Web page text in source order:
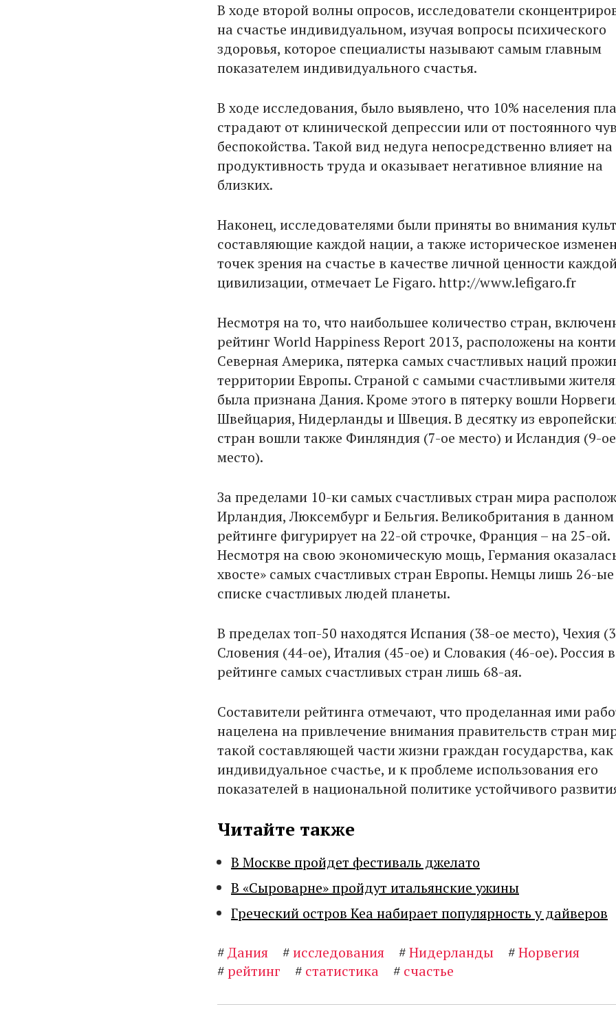
В ходе второй волны опросов, исследователи
на счастье индивидуальном, изучая вопросы психического
здоровья, которое специалисты называют самым главным
показателем индивидуального счастья.
В ходе исследования, было выявлено, что 10% населения
страдают от клинической депрессии или от постоянного
беспокойства. Такой вид недуга непосредственно влияет на
продуктивность труда и оказывает негативное влияние на
близких.
Наконец, исследователями были приняты во внимания
составляющие каждой нации, а также историческое
точек зрения на счастье в качестве личной ценности
цивилизации, отмечает Le Figaro. http://www.lefigaro.fr
Несмотря на то, что наибольшее количество стран,
рейтинг World Happiness Report 2013, расположены на
Северная Америка, пятерка самых счастливых наций
территории Европы. Страной с самыми счастливыми
была признана Дания. Кроме этого в пятерку вошли
Швейцария, Нидерланды и Швеция. В десятку из
стран вошли также Финляндия (7-ое место) и Исландия (9-ое
место).
За пределами 10-ки самых счастливых стран мира
Ирландия, Люксембург и Бельгия. Великобритания в данном
рейтинге фигурирует на 22-ой строчке, Франция – на 25-ой.
Несмотря на свою экономическую мощь, Германия
хвосте» самых счастливых стран Европы. Немцы лишь 26-
списке счастливых людей планеты.
В пределах топ-50 находятся Испания (38-ое место), Чехия
Словения (44-ое), Италия (45-ое) и Словакия (46-ое). Россия в
рейтинге самых счастливых стран лишь 68-ая.
Составители рейтинга отмечают, что проделанная ими
нацелена на привлечение внимания правительств стран
такой составляющей части жизни граждан государства, как
индивидуальное счастье, и к проблеме использования его
показателей в национальной политике устойчивого
Читайте также
В Москве пройдет фестиваль джелато
В «Сыроварне» пройдут итальянские ужины
Греческий остров Кеа набирает популярность у дайверов
#Дания #исследования #Нидерланды #Норвегия
#рейтинг # статистика # счастье